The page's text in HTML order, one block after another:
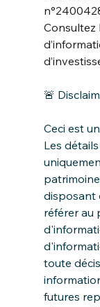
Consultez
🚨
Ceci est
Les
disposant
référer au
toute
futures